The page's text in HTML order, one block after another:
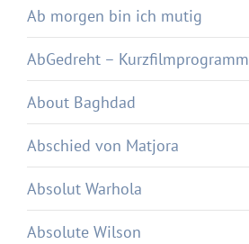
Ab morgen bin ich mutig
AbGedreht – Kurzfilmprogramm
About Baghdad
Abschied von Matjora
Absolut Warhola
Absolute Wilson